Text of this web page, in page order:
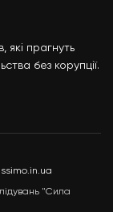
які прагнуть
без корупції.
"Сила